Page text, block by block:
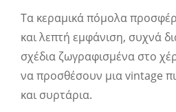
Τα κεραμικά πόμολα
και λεπτή εμφάνιση, συχνά
σχέδια ζωγραφισμένα στο
να προσθέσουν μια vintage
και συρτάρια.